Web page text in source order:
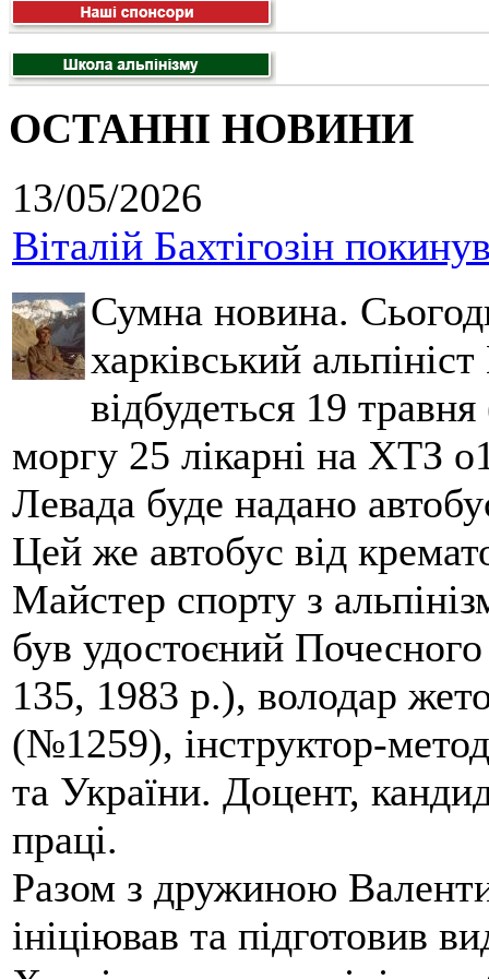
ОСТАННІ НОВИНИ
13/05/2026
Віталій Бахтігозін
Сумна новина.
харківський
відбудеться 19
моргу 25 лікарні на ХТЗ
Левада буде надано
Цей же автобус від
Майстер спорту з
був удостоєний
135, 1983 р.), володар
(№1259), інструктор-
та України. Доцент,
праці.
Разом з дружиною
ініціював та підготовив